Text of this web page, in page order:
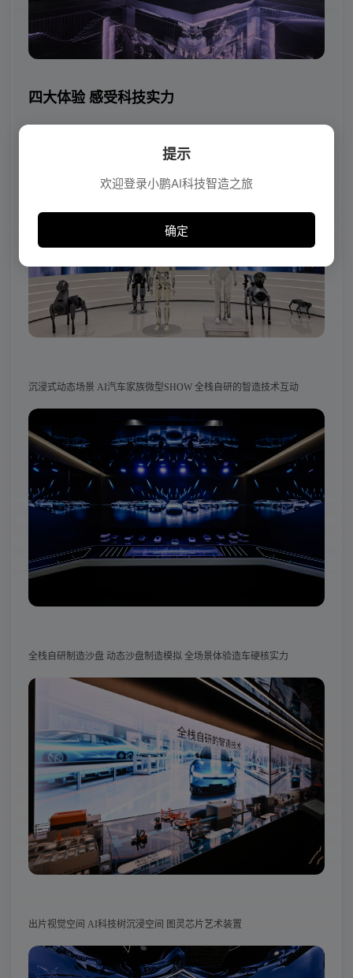
提示
欢迎登录小鹏AI科技智造之旅
确定
四大体验 感受科技实力
超维AI机器人秀场 AI机器人科幻舞台
沉浸式动态场景 AI汽车家族微型SHOW 全栈自研的智造技术互动
全栈自研制造沙盘 动态沙盘制造模拟 全场景体验造车硬核实力
出片视觉空间 AI科技树沉浸空间 图灵芯片艺术装置